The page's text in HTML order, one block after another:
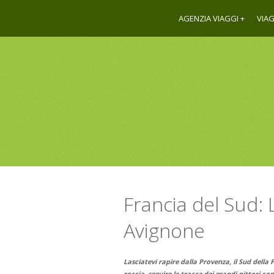
AGENZIA VIAGGI
Francia del Sud:
Avignone
Lasciatevi rapire dalla Provenza, il Sud